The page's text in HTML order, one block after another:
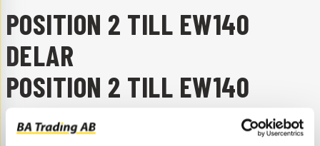
POSITION 2 TILL EW140
DELAR
POSITION 2 TILL EW140
SAKNAR DU NÅGON RESERVDEL?